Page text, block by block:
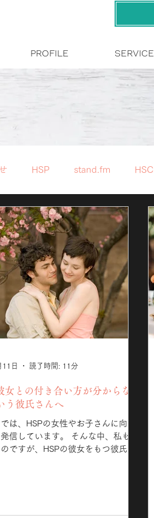
PROFILE SERVICE
HSP stand.fm HSC
女との付き合い方が分からな
う彼氏さんへ
は、HSPの女性やお子さんに向け
信しています。 そんな中、私も意
ですが、HSPの彼女をもつ彼氏さ
11日 読了時間: 11分